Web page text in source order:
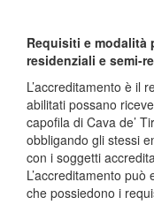
Requisiti e modalità
residenziali e semi-
L’accreditamento è il
abilitati possano
capofila di Cava de’
obbligando gli stessi
con i soggetti
L’accreditamento
che possiedono i